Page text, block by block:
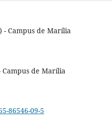
- Campus de Marília
Campus de Marília
86546-09-5